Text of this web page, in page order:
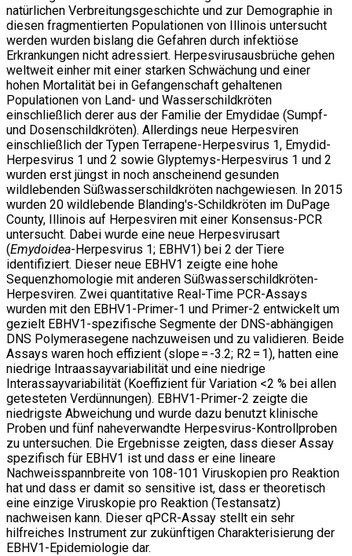
natürlichen Verbreitungsgeschichte und zur Demographie in
diesen fragmentierten Populationen von Illinois untersucht
werden wurden bislang die Gefahren durch infektiöse
Erkrankungen nicht adressiert. Herpesvirusausbrüche gehen
weltweit einher mit einer starken Schwächung und einer
hohen Mortalität bei in Gefangenschaft gehaltenen
Populationen von Land- und Wasserschildkröten
einschließlich derer aus der Familie der Emydidae (Sumpf-
und Dosenschildkröten). Allerdings neue Herpesviren
einschließlich der Typen Terrapene-Herpesvirus 1, Emydid-
Herpesvirus 1 und 2 sowie Glyptemys-Herpesvirus 1 und 2
wurden erst jüngst in noch anscheinend gesunden
wildlebenden Süßwasserschildkröten nachgewiesen. In 2015
wurden 20 wildlebende Blanding's-Schildkröten im DuPage
County, Illinois auf Herpesviren mit einer Konsensus-PCR
untersucht. Dabei wurde eine neue Herpesvirusart
(Emydoidea-Herpesvirus 1; EBHV1) bei 2 der Tiere
identifiziert. Dieser neue EBHV1 zeigte eine hohe
Sequenzhomologie mit anderen Süßwasserschildkröten-
Herpesviren. Zwei quantitative Real-Time PCR-Assays
wurden mit den EBHV1-Primer-1 und Primer-2 entwickelt um
gezielt EBHV1-spezifische Segmente der DNS-abhängigen
DNS Polymerasegene nachzuweisen und zu validieren. Beide
Assays waren hoch effizient (slope = -3.2; R2 = 1), hatten eine
niedrige Intraassayvariabilität und eine niedrige
Interassayvariabilität (Koeffizient für Variation <2 % bei allen
getesteten Verdünnungen). EBHV1-Primer-2 zeigte die
niedrigste Abweichung und wurde dazu benutzt klinische
Proben und fünf naheverwandte Herpesvirus-Kontrollproben
zu untersuchen. Die Ergebnisse zeigten, dass dieser Assay
spezifisch für EBHV1 ist und dass er eine lineare
Nachweisspannbreite von 108-101 Viruskopien pro Reaktion
hat und dass er damit so sensitive ist, dass er theoretisch
eine einzige Viruskopie pro Reaktion (Testansatz)
nachweisen kann. Dieser qPCR-Assay stellt ein sehr
hilfreiches Instrument zur zukünftigen Charakterisierung der
EBHV1-Epidemiologie dar.